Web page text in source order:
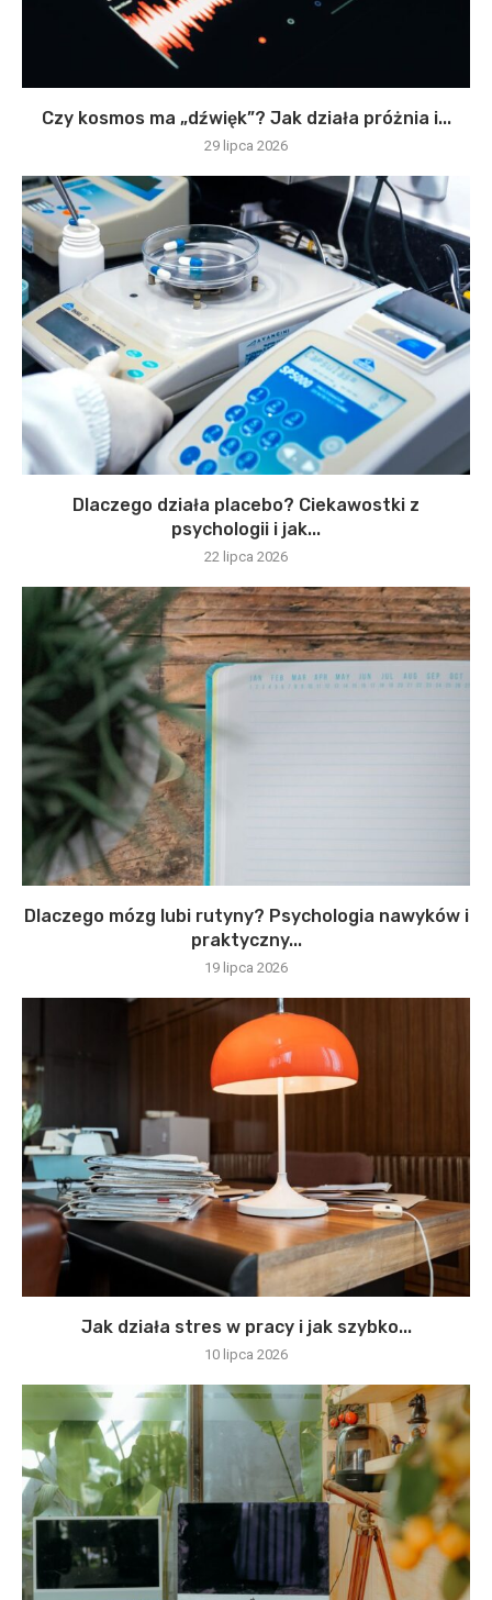
Czy kosmos ma „dźwięk”? Jak działa próżnia i...
29 lipca 2026
Dlaczego działa placebo? Ciekawostki z
psychologii i jak...
22 lipca 2026
Dlaczego mózg lubi rutyny? Psychologia nawyków i
praktyczny...
19 lipca 2026
Jak działa stres w pracy i jak szybko...
10 lipca 2026